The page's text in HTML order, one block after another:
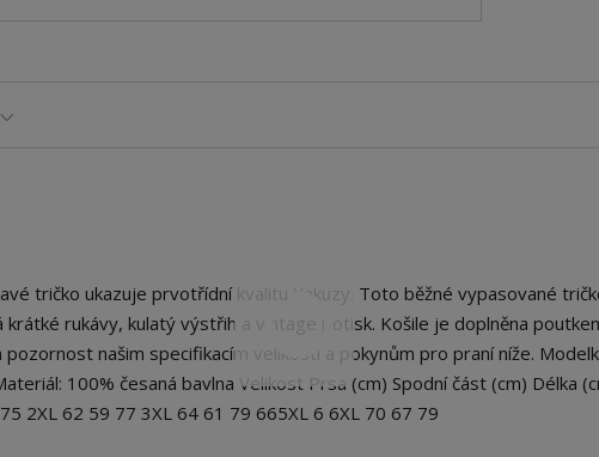
tričko ukazuje prvotřídní kvalitu Yakuzy. Toto běžné vypasované
rukávy, kulatý výstřih a vintage potisk. Košile je doplněna
našim specifikacím velikosti a pokynům pro praní níže.
100% česaná bavlna Velikost Prsa (cm) Spodní část (cm) Délka
2XL 62 59 77 3XL 64 61 79 665XL 6 6XL 70 67 79